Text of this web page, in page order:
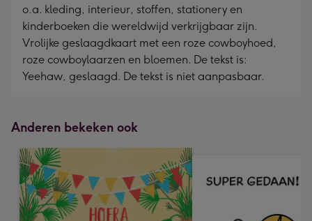
o.a. kleding, interieur, stoffen, stationery en
kinderboeken die wereldwijd verkrijgbaar zijn.
Vrolijke geslaagdkaart met een roze cowboyhoed,
roze cowboylaarzen en bloemen. De tekst is:
Yeehaw, geslaagd. De tekst is niet aanpasbaar.
Anderen bekeken ook